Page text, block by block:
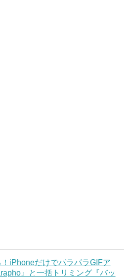
iPhoneだけでパラパラGIFア
』と一括トリミング『バッ